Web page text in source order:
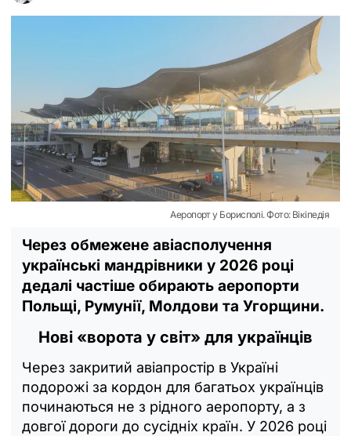
Аеропорт у Борисполі. Фото: Вікіпедія
Через обмежене авіасполучення
українські мандрівники у 2026 році
дедалі частіше обирають аеропорти
Польщі, Румунії, Молдови та Угорщини.
Нові «ворота у світ» для українців
Через закритий авіапростір в Україні
подорожі за кордон для багатьох українців
починаються не з рідного аеропорту, а з
довгої дороги до сусідніх країн. У 2026 році